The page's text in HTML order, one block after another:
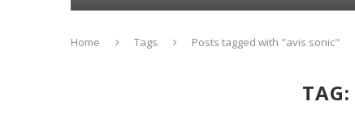
Home Tags Posts tagged with "avis sonic"
TAG: